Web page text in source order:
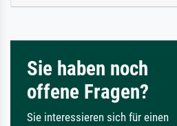
Sie haben noch
offene Fragen?
Sie interessieren sich für einen